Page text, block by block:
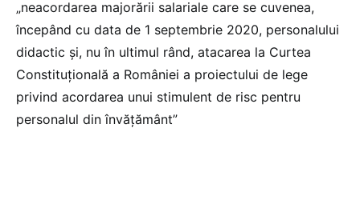
„neacordarea majorării salariale care se cuvenea,
începând cu data de 1 septembrie 2020, personalului
didactic și, nu în ultimul rând, atacarea la Curtea
Constituțională a României a proiectului de lege
privind acordarea unui stimulent de risc pentru
personalul din învățământ”